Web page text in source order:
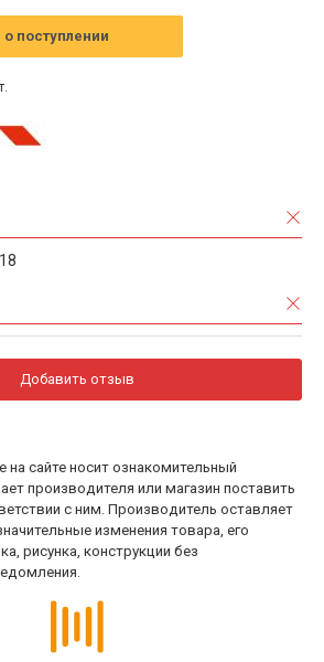
поступлении
Добавить отзыв
сайте носит ознакомительный
производителя или магазин поставить
с ним. Производитель оставляет
изменения товара, его
рисунка, конструкции без